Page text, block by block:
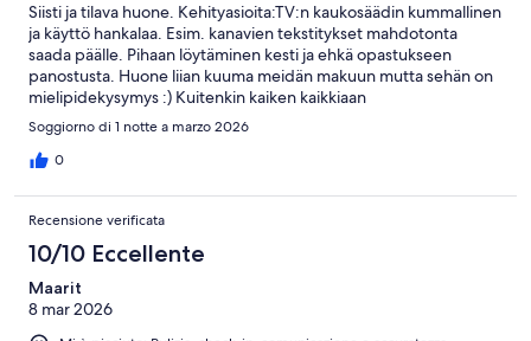
Siisti ja tilava huone. Kehityasioita:TV:n kaukosäädin kummallinen
ja käyttö hankalaa. Esim. kanavien tekstitykset mahdotonta
saada päälle. Pihaan löytäminen kesti ja ehkä opastukseen
panostusta. Huone liian kuuma meidän makuun mutta sehän on
mielipidekysymys :) Kuitenkin kaiken kaikkiaan
hintalaatusuhteeltaan loistava.
Soggiorno di 1 notte a marzo 2026
0
Recensione verificata
10/10 Eccellente
Maarit
8 mar 2026